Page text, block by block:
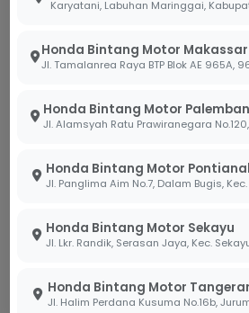
Honda Bintang Motor Makassar
Honda Bintang Motor
Honda Bintang Motor
Honda Bintang Motor Sekayu
Honda Bintang Motor
Jangan menunda pengecekan
Kami mengundang Sobi untuk
pengecekan rem profesional
selalu aman dan terkendali.
BACA JUGA ARTIKEL LAINNYA:
Cara Mengatasi Rem Motor
DAPATKAN INFORMASI LEBIH
Instagram:@bintang_motor